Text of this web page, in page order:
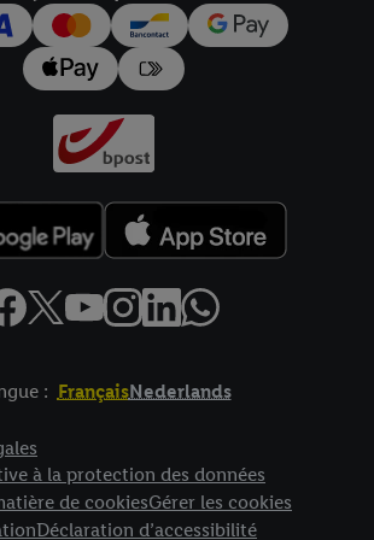
: FrançaisNederlands
à la protection des données
de cookiesGérer les cookies
Déclaration d’accessibilité
notredéclaration relative à la protection des
les impressions ici.